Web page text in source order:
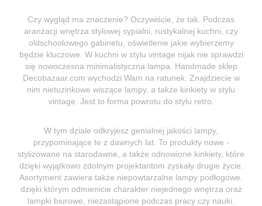
Czy wygląd ma znaczenie? Oczywiście, że tak. Podczas
aranżacji wnętrza stylowej sypialni, rustykalnej kuchni, czy
oldschoolowego gabinetu, oświetlenie jakie wybierzemy
będzie kluczowe. W kuchni w stylu vintage nijak nie sprawdzi
się nowoczesna minimalistyczna lampa. Handmade sklep
Decobazaar.com wychodzi Wam na ratunek. Znajdziecie w
nim nietuzinkowe wiszące lampy, a także kinkiety w stylu
vintage. Jest to forma powrotu do stylu retro.
W tym dziale odkryjesz genialnej jakości lampy,
przypominające te z dawnych lat. To produkty nowe -
stylizowane na starodawne, a także odnowione kinkiety, które
dzięki wyjątkowo zdolnym projektantom zyskały drugie życie.
Asortyment zawiera także niepowtarzalne lampy podłogowe,
dzięki którym odmienicie charakter niejednego wnętrza oraz
lampki biurowe, niezastąpione podczas pracy czy nauki.